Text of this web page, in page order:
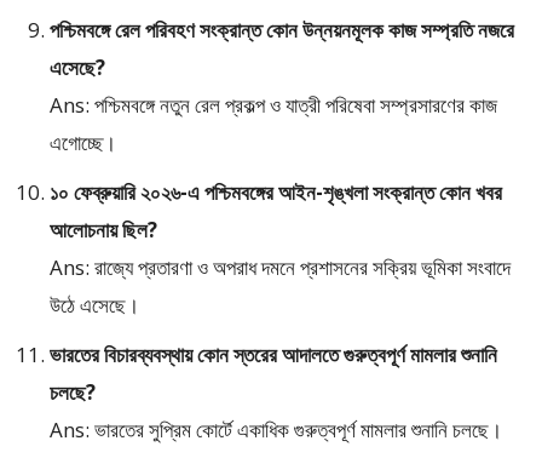
পশ্চিমবঙ্গে রেল পরিবহণ সংক্রান্ত কোন উন্নয়নমূলক কাজ সম্প্রতি নজরে
এসেছে?
Ans: পশ্চিমবঙ্গে নতুন রেল প্রকল্প ও যাত্রী পরিষেবা সম্প্রসারণের কাজ
এগোচ্ছে।
১০ ফেব্রুয়ারি ২০২৬-এ পশ্চিমবঙ্গের আইন-শৃঙ্খলা সংক্রান্ত কোন খবর
আলোচনায় ছিল?
Ans: রাজ্যে প্রতারণা ও অপরাধ দমনে প্রশাসনের সক্রিয় ভূমিকা সংবাদে
উঠে এসেছে।
ভারতের বিচারব্যবস্থায় কোন স্তরের আদালতে গুরুত্বপূর্ণ মামলার শুনানি
চলছে?
Ans: ভারতের সুপ্রিম কোর্টে একাধিক গুরুত্বপূর্ণ মামলার শুনানি চলছে।